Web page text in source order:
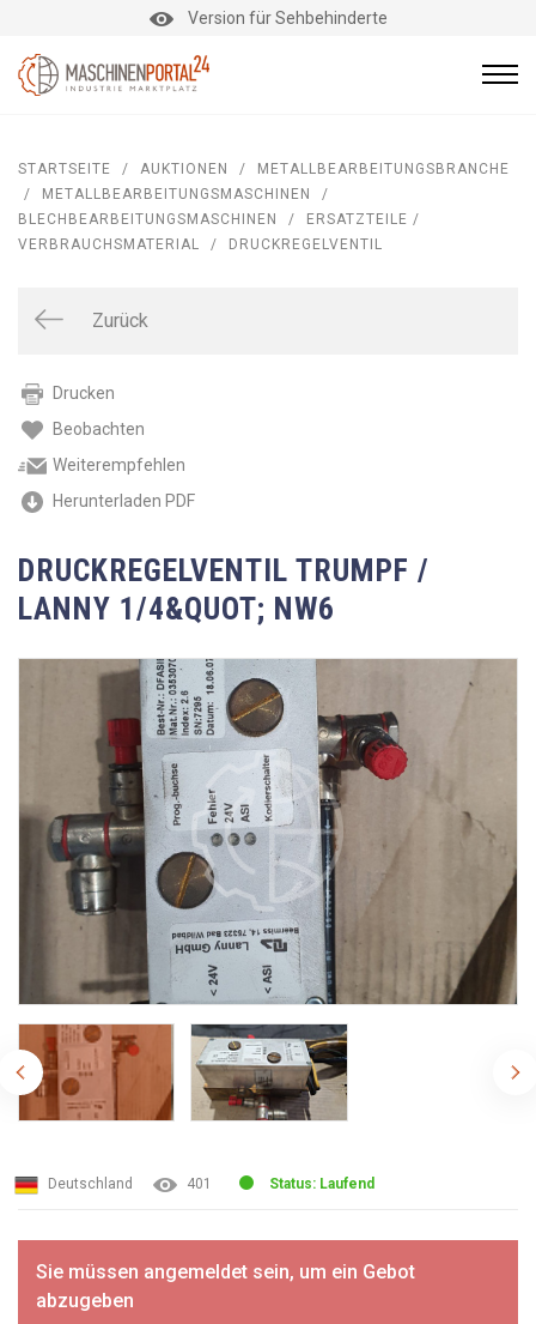
Version für Sehbehinderte
STARTSEITE / AUKTIONEN /
METALLBEARBEITUNGSBRANCHE
/
METALLBEARBEITUNGSMASCHINEN
/
BLECHBEARBEITUNGSMASCHINEN
/
ERSATZTEILE /
VERBRAUCHSMATERIAL
/ DRUCKREGELVENTIL
Zurück
Drucken
Beobachten
Weiterempfehlen
Herunterladen PDF
DRUCKREGELVENTIL TRUMPF /
LANNY 1/4&QUOT; NW6
Deutschland 401 Status: Laufend
Sie müssen angemeldet sein, um ein Gebot
abzugeben